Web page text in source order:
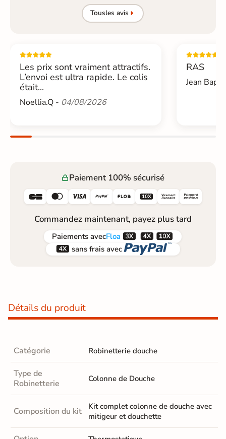
Tousles avis
Les prix sont vraiment attractifs.
L’envoi est ultra rapide. Le colis
était...
Noellia.Q - 04/08/2026
RAS
Jean
Paiement 100% sécurisé
     
Commandez maintenant, payez plus tard
Paiements avecFloa  
 sans frais avec 
Détails du produit
Catégorie Robinetterie douche
Type de
Robinetterie
Colonne de Douche
Composition du kit
Kit complet colonne de douche avec
mitigeur et douchette